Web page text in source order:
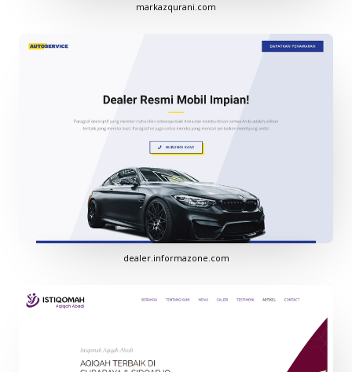
markazqurani.com
dealer.informazone.com